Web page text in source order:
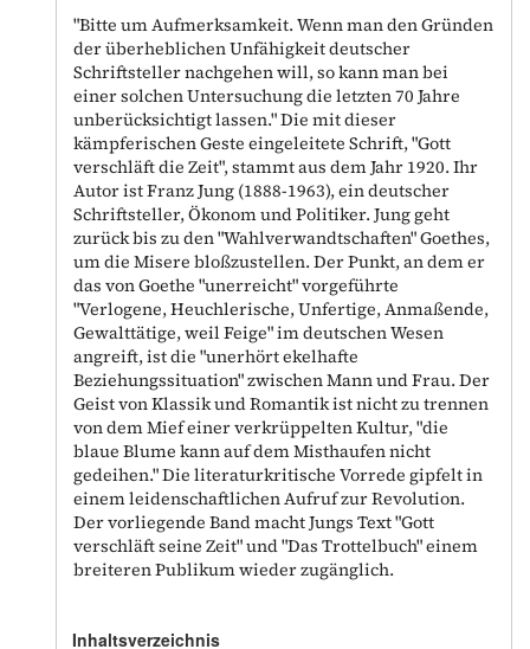
"Bitte um Aufmerksamkeit. Wenn man den Gründen
der überheblichen Unfähigkeit deutscher
Schriftsteller nachgehen will, so kann man bei
einer solchen Untersuchung die letzten 70 Jahre
unberücksichtigt lassen." Die mit dieser
kämpferischen Geste eingeleitete Schrift, "Gott
verschläft die Zeit", stammt aus dem Jahr 1920. Ihr
Autor ist Franz Jung (1888-1963), ein deutscher
Schriftsteller, Ökonom und Politiker. Jung geht
zurück bis zu den "Wahlverwandtschaften" Goethes,
um die Misere bloßzustellen. Der Punkt, an dem er
das von Goethe "unerreicht" vorgeführte
"Verlogene, Heuchlerische, Unfertige, Anmaßende,
Gewalttätige, weil Feige" im deutschen Wesen
angreift, ist die "unerhört ekelhafte
Beziehungssituation" zwischen Mann und Frau. Der
Geist von Klassik und Romantik ist nicht zu trennen
von dem Mief einer verkrüppelten Kultur, "die
blaue Blume kann auf dem Misthaufen nicht
gedeihen." Die literaturkritische Vorrede gipfelt in
einem leidenschaftlichen Aufruf zur Revolution.
Der vorliegende Band macht Jungs Text "Gott
verschläft seine Zeit" und "Das Trottelbuch" einem
breiteren Publikum wieder zugänglich.
Inhaltsverzeichnis